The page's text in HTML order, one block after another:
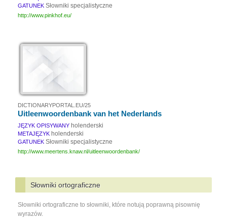
GATUNEK Słowniki specjalistyczne
http://www.pinkhof.eu/
DICTIONARYPORTAL.EU/25
Uitleenwoordenbank van het Nederlands
JĘZYK OPISYWANY holenderski
METAJĘZYK holenderski
GATUNEK Słowniki specjalistyczne
http://www.meertens.knaw.nl/uitleenwoordenbank/
Słowniki ortograficzne
Słowniki ortograficzne to słowniki, które notują poprawną pisownię
wyrazów.